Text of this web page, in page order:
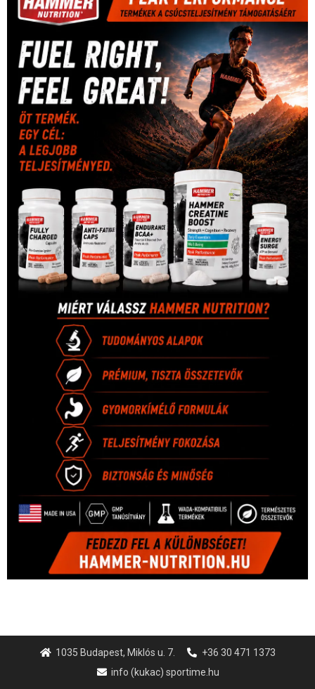
1035 Budapest, Miklós u. 7.
+36 30 471 1373
info (kukac) sportime.hu